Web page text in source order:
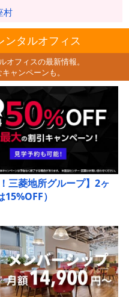
村
ンタルオフィス
オフィスの最新情報。
ャンペーンも。
三菱地所グループ】2ヶ
）